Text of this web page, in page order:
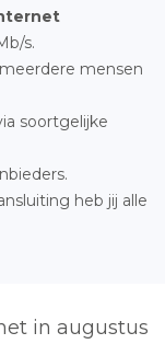
s.
mensen
soortgelijke
heb jij alle
in augustus